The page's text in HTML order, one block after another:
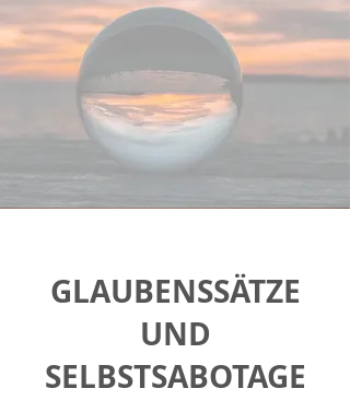
GLAUBENSSÄTZE
UND
SELBSTSABOTAGE